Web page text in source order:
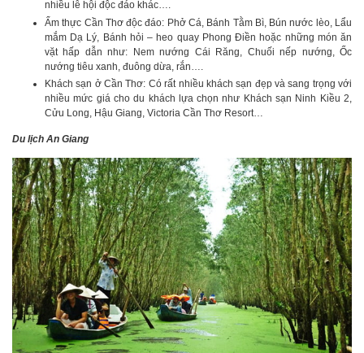
nhiều lễ hội độc đáo khác….
Ẩm thực Cần Thơ độc đáo: Phở Cá, Bánh Tằm Bì, Bún nước lèo, Lẩu
mắm Dạ Lý, Bánh hỏi – heo quay Phong Điền hoặc những món ăn
vặt hấp dẫn như: Nem nướng Cái Răng, Chuối nếp nướng, Ốc
nướng tiêu xanh, đuông dừa, rắn….
Khách sạn ở Cần Thơ: Có rất nhiều khách sạn đẹp và sang trọng với
nhiều mức giá cho du khách lựa chọn như Khách sạn Ninh Kiều 2,
Cửu Long, Hậu Giang, Victoria Cần Thơ Resort…
Du lịch An Giang